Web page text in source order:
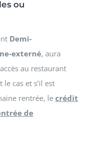
ou
Demi-
externé, aura
au restaurant
le cas et s’il est
rentrée, le crédit
de